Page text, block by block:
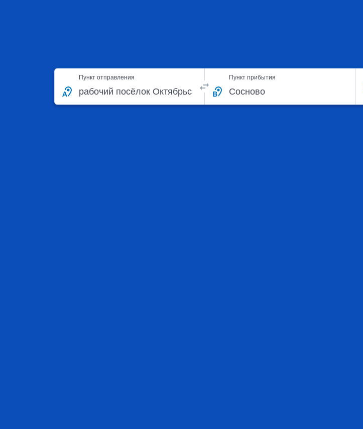
Пункт отправления Пункт прибытия